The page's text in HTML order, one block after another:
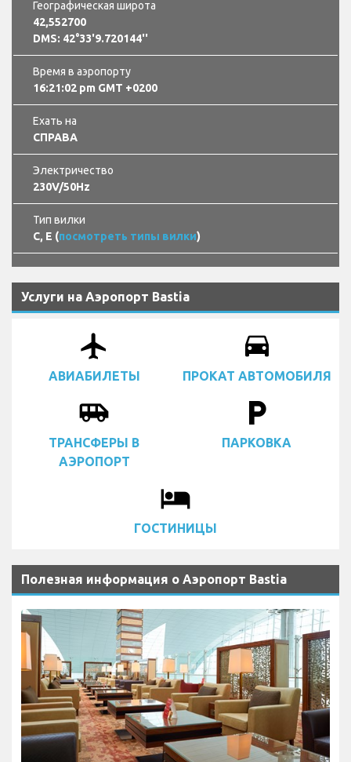
Географическая широта
42,552700
DMS: 42°33'9.720144''
Время в аэропорту
16:21:02 pm GMT +0200
Ехать на
СПРАВА
Электричество
230V/50Hz
Тип вилки
C, E (посмотреть типы вилки)
Услуги на Аэропорт Bastia
airplanemode_active
АВИАБИЛЕТЫ
drive_eta
ПРОКАТ АВТОМОБИЛЯ
airport_shuttle
ТРАНСФЕРЫ В
АЭРОПОРТ
local_parking
ПАРКОВКА
local_hotel
ГОСТИНИЦЫ
Полезная информация о Аэропорт Bastia